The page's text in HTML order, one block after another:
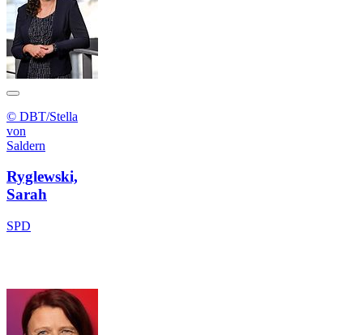
© DBT/Stella
von
Saldern
Ryglewski,
Sarah
SPD